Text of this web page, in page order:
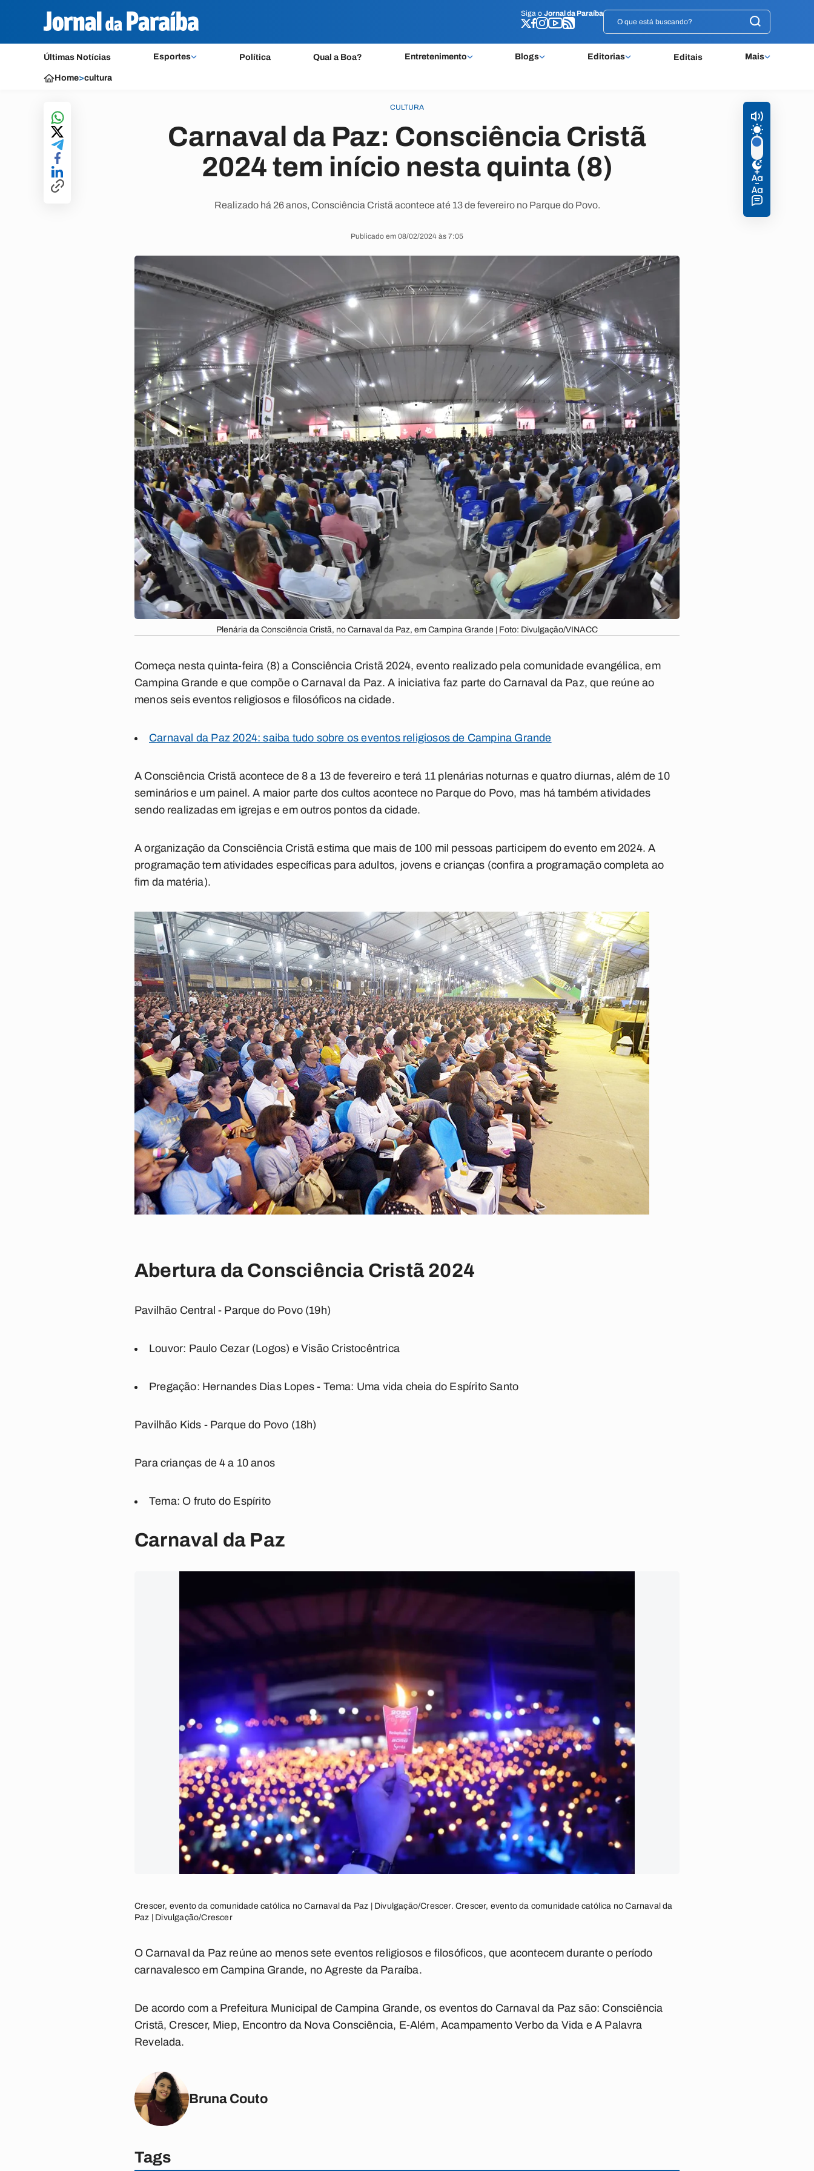
Siga o Jornal da Paraíba
Últimas Notícias Esportes Política Qual a Boa? Entretenimento Blogs Editorias Editais Mais
Siga o Jornal da Paraíba
Home>cultura
CULTURA
Carnaval da Paz: Consciência Cristã
2024 tem início nesta quinta (8)
Realizado há 26 anos, Consciência Cristã acontece até 13 de fevereiro no Parque do Povo.
Publicado em 08/02/2024 às 7:05
Plenária da Consciência Cristã, no Carnaval da Paz, em Campina Grande | Foto: Divulgação/VINACC
Começa nesta quinta-feira (8) a Consciência Cristã 2024, evento realizado pela comunidade evangélica, em
Campina Grande e que compõe o Carnaval da Paz. A iniciativa faz parte do Carnaval da Paz, que reúne ao
menos seis eventos religiosos e filosóficos na cidade.
Carnaval da Paz 2024: saiba tudo sobre os eventos religiosos de Campina Grande
A Consciência Cristã acontece de 8 a 13 de fevereiro e terá 11 plenárias noturnas e quatro diurnas, além de 10
seminários e um painel. A maior parte dos cultos acontece no Parque do Povo, mas há também atividades
sendo realizadas em igrejas e em outros pontos da cidade.
A organização da Consciência Cristã estima que mais de 100 mil pessoas participem do evento em 2024. A
programação tem atividades específicas para adultos, jovens e crianças (confira a programação completa ao
fim da matéria).
Abertura da Consciência Cristã 2024
Pavilhão Central - Parque do Povo (19h)
Louvor: Paulo Cezar (Logos) e Visão Cristocêntrica
Pregação: Hernandes Dias Lopes - Tema: Uma vida cheia do Espírito Santo
Pavilhão Kids - Parque do Povo (18h)
Para crianças de 4 a 10 anos
Tema: O fruto do Espírito
Carnaval da Paz
Crescer, evento da comunidade católica no Carnaval da Paz | Divulgação/Crescer. Crescer, evento da comunidade católica no Carnaval da
Paz | Divulgação/Crescer
O Carnaval da Paz reúne ao menos sete eventos religiosos e filosóficos, que acontecem durante o período
carnavalesco em Campina Grande, no Agreste da Paraíba.
De acordo com a Prefeitura Municipal de Campina Grande, os eventos do Carnaval da Paz são: Consciência
Cristã, Crescer, Miep, Encontro da Nova Consciência, E-Além, Acampamento Verbo da Vida e A Palavra
Revelada.
Bruna Couto
Tags